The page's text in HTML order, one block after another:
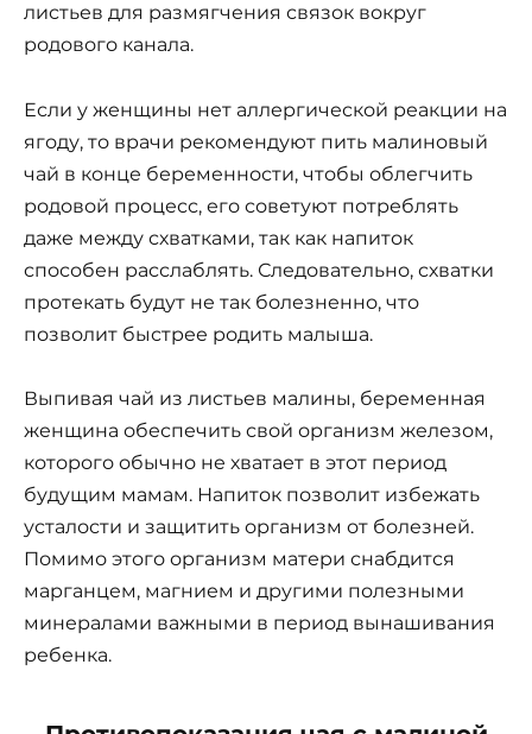
листьев для размягчения связок вокруг
родового канала.
Если у женщины нет аллергической реакции на
ягоду, то врачи рекомендуют пить малиновый
чай в конце беременности, чтобы облегчить
родовой процесс, его советуют потреблять
даже между схватками, так как напиток
способен расслаблять. Следовательно, схватки
протекать будут не так болезненно, что
позволит быстрее родить малыша.
Выпивая чай из листьев малины, беременная
женщина обеспечить свой организм железом,
которого обычно не хватает в этот период
будущим мамам. Напиток позволит избежать
усталости и защитить организм от болезней.
Помимо этого организм матери снабдится
марганцем, магнием и другими полезными
минералами важными в период вынашивания
ребенка.